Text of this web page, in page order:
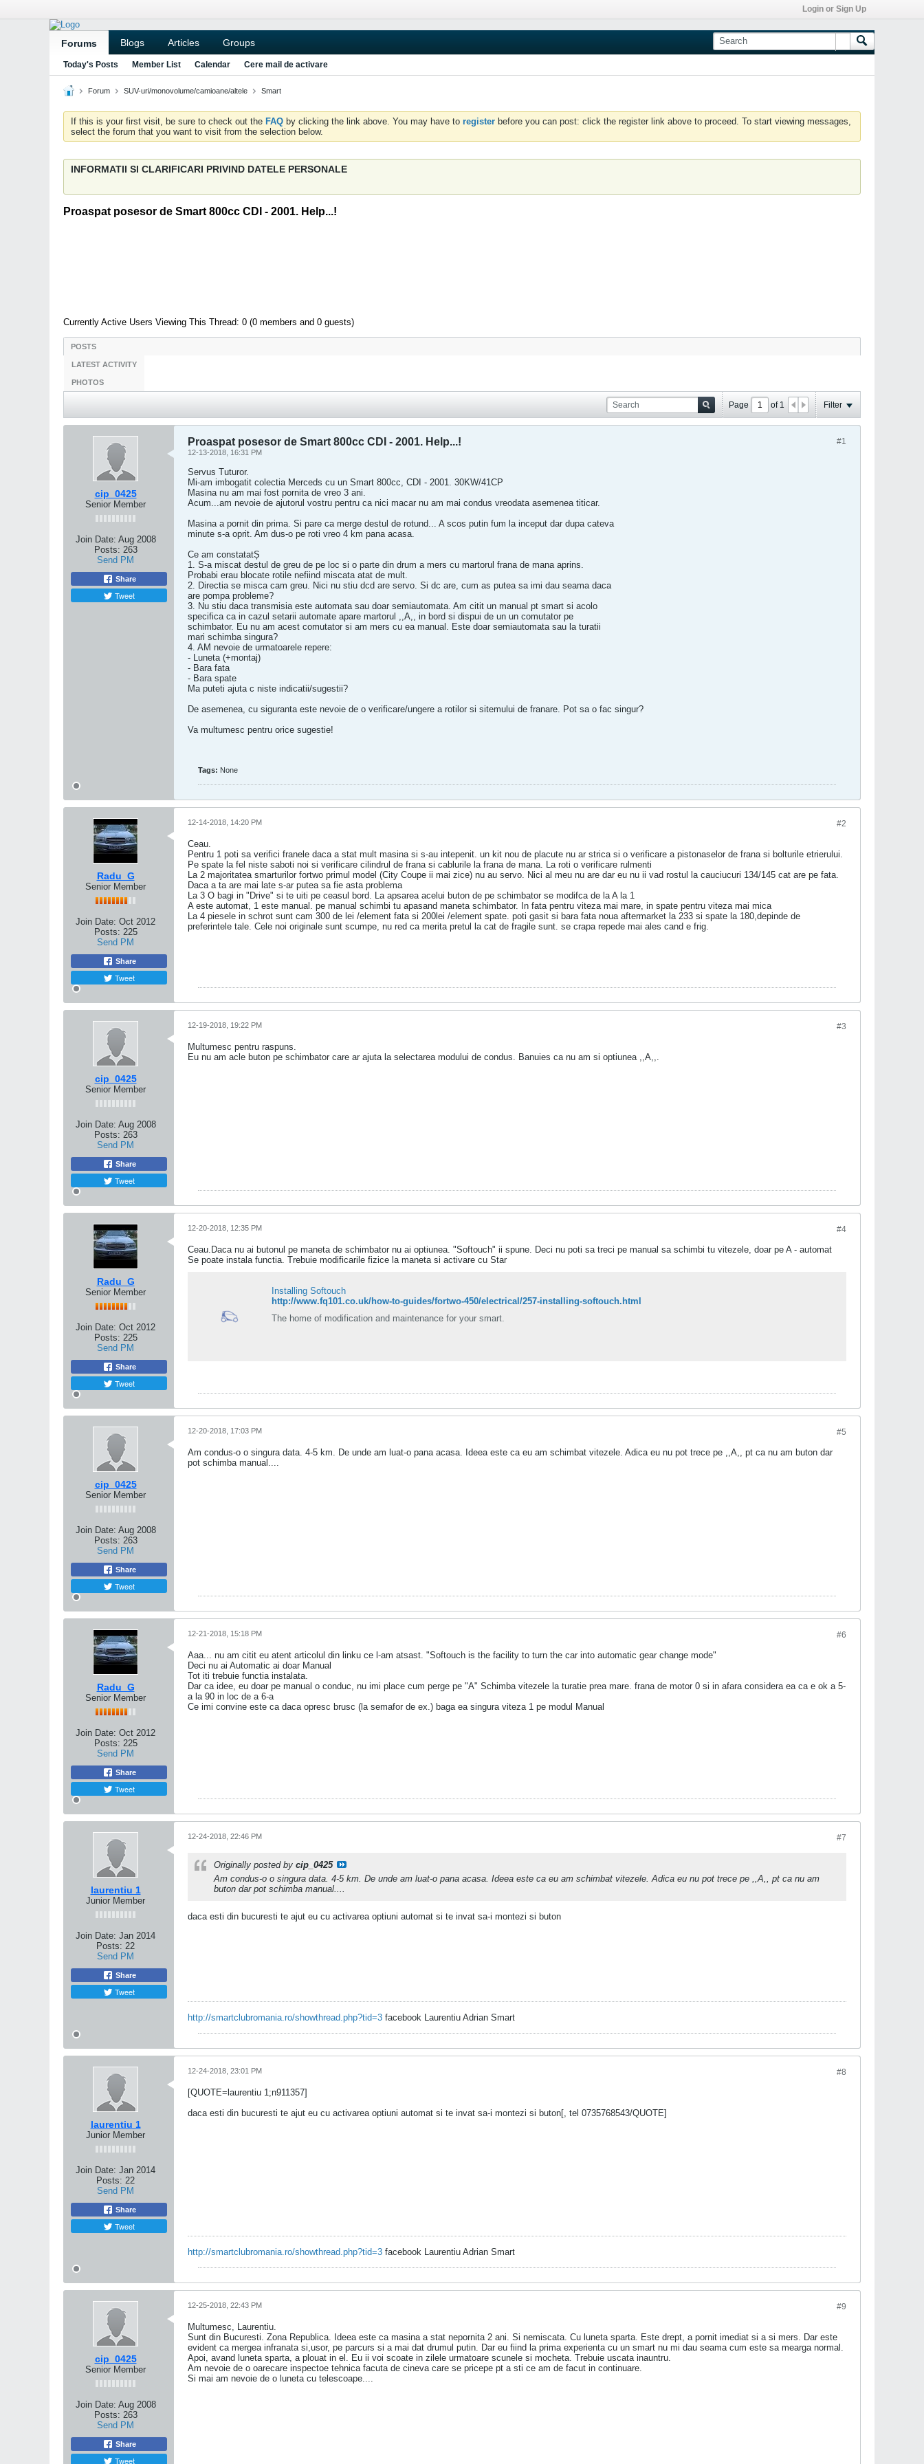
Login or Sign Up
Forums Blogs Articles Groups
Today's Posts Member List Calendar Cere mail de activare
Forum SUV-uri/monovolume/camioane/altele Smart
If this is your first visit, be sure to check out the FAQ by clicking the link above. You may have to register before you can post: click the register link above to proceed. To start viewing messages,
select the forum that you want to visit from the selection below.
INFORMATII SI CLARIFICARI PRIVIND DATELE PERSONALE
Proaspat posesor de Smart 800cc CDI - 2001. Help...!
Currently Active Users Viewing This Thread: 0 (0 members and 0 guests)
POSTS
LATEST ACTIVITY
PHOTOS
Page of 1 Filter
cip_0425
Senior Member
Join Date: Aug 2008
Posts: 263
Send PM
Share
Tweet
#1
Proaspat posesor de Smart 800cc CDI - 2001. Help...!
12-13-2018, 16:31 PM
Servus Tuturor.
Mi-am imbogatit colectia Merceds cu un Smart 800cc, CDI - 2001. 30KW/41CP
Masina nu am mai fost pornita de vreo 3 ani.
Acum...am nevoie de ajutorul vostru pentru ca nici macar nu am mai condus vreodata asemenea titicar.
Masina a pornit din prima. Si pare ca merge destul de rotund... A scos putin fum la inceput dar dupa cateva
minute s-a oprit. Am dus-o pe roti vreo 4 km pana acasa.
Ce am constatatȘ
1. S-a miscat destul de greu de pe loc si o parte din drum a mers cu martorul frana de mana aprins.
Probabi erau blocate rotile nefiind miscata atat de mult.
2. Directia se misca cam greu. Nici nu stiu dcd are servo. Si dc are, cum as putea sa imi dau seama daca
are pompa probleme?
3. Nu stiu daca transmisia este automata sau doar semiautomata. Am citit un manual pt smart si acolo
specifica ca in cazul setarii automate apare martorul ,,A,, in bord si dispui de un un comutator pe
schimbator. Eu nu am acest comutator si am mers cu ea manual. Este doar semiautomata sau la turatii
mari schimba singura?
4. AM nevoie de urmatoarele repere:
- Luneta (+montaj)
- Bara fata
- Bara spate
Ma puteti ajuta c niste indicatii/sugestii?
De asemenea, cu siguranta este nevoie de o verificare/ungere a rotilor si sitemului de franare. Pot sa o fac singur?
Va multumesc pentru orice sugestie!
Tags: None
Radu_G
Senior Member
Join Date: Oct 2012
Posts: 225
Send PM
Share
Tweet
#2
12-14-2018, 14:20 PM
Ceau.
Pentru 1 poti sa verifici franele daca a stat mult masina si s-au intepenit. un kit nou de placute nu ar strica si o verificare a pistonaselor de frana si bolturile etrierului.
Pe spate la fel niste saboti noi si verificare cilindrul de frana si cablurile la frana de mana. La roti o verificare rulmenti
La 2 majoritatea smarturilor fortwo primul model (City Coupe ii mai zice) nu au servo. Nici al meu nu are dar eu nu ii vad rostul la cauciucuri 134/145 cat are pe fata.
Daca a ta are mai late s-ar putea sa fie asta problema
La 3 O bagi in "Drive" si te uiti pe ceasul bord. La apsarea acelui buton de pe schimbator se modifca de la A la 1
A este automat, 1 este manual. pe manual schimbi tu apasand maneta schimbator. In fata pentru viteza mai mare, in spate pentru viteza mai mica
La 4 piesele in schrot sunt cam 300 de lei /element fata si 200lei /element spate. poti gasit si bara fata noua aftermarket la 233 si spate la 180,depinde de
preferintele tale. Cele noi originale sunt scumpe, nu red ca merita pretul la cat de fragile sunt. se crapa repede mai ales cand e frig.
cip_0425
Senior Member
Join Date: Aug 2008
Posts: 263
Send PM
Share
Tweet
#3
12-19-2018, 19:22 PM
Multumesc pentru raspuns.
Eu nu am acle buton pe schimbator care ar ajuta la selectarea modului de condus. Banuies ca nu am si optiunea ,,A,,.
Radu_G
Senior Member
Join Date: Oct 2012
Posts: 225
Send PM
Share
Tweet
#4
12-20-2018, 12:35 PM
Ceau.Daca nu ai butonul pe maneta de schimbator nu ai optiunea. "Softouch" ii spune. Deci nu poti sa treci pe manual sa schimbi tu vitezele, doar pe A - automat
Se poate instala functia. Trebuie modificarile fizice la maneta si activare cu Star
Installing Softouch
http://www.fq101.co.uk/how-to-guides/fortwo-450/electrical/257-installing-softouch.html
The home of modification and maintenance for your smart.
cip_0425
Senior Member
Join Date: Aug 2008
Posts: 263
Send PM
Share
Tweet
#5
12-20-2018, 17:03 PM
Am condus-o o singura data. 4-5 km. De unde am luat-o pana acasa. Ideea este ca eu am schimbat vitezele. Adica eu nu pot trece pe ,,A,, pt ca nu am buton dar
pot schimba manual....
Radu_G
Senior Member
Join Date: Oct 2012
Posts: 225
Send PM
Share
Tweet
#6
12-21-2018, 15:18 PM
Aaa... nu am citit eu atent articolul din linku ce l-am atsast. "Softouch is the facility to turn the car into automatic gear change mode"
Deci nu ai Automatic ai doar Manual
Tot iti trebuie functia instalata.
Dar ca idee, eu doar pe manual o conduc, nu imi place cum perge pe "A" Schimba vitezele la turatie prea mare. frana de motor 0 si in afara considera ea ca e ok a 5-
a la 90 in loc de a 6-a
Ce imi convine este ca daca opresc brusc (la semafor de ex.) baga ea singura viteza 1 pe modul Manual
laurentiu 1
Junior Member
Join Date: Jan 2014
Posts: 22
Send PM
Share
Tweet
#7
12-24-2018, 22:46 PM
Originally posted by cip_0425
Am condus-o o singura data. 4-5 km. De unde am luat-o pana acasa. Ideea este ca eu am schimbat vitezele. Adica eu nu pot trece pe ,,A,, pt ca nu am
buton dar pot schimba manual....
daca esti din bucuresti te ajut eu cu activarea optiuni automat si te invat sa-i montezi si buton
http://smartclubromania.ro/showthread.php?tid=3 facebook Laurentiu Adrian Smart
laurentiu 1
Junior Member
Join Date: Jan 2014
Posts: 22
Send PM
Share
Tweet
#8
12-24-2018, 23:01 PM
[QUOTE=laurentiu 1;n911357]
daca esti din bucuresti te ajut eu cu activarea optiuni automat si te invat sa-i montezi si buton[, tel 0735768543/QUOTE]
http://smartclubromania.ro/showthread.php?tid=3 facebook Laurentiu Adrian Smart
cip_0425
Senior Member
Join Date: Aug 2008
Posts: 263
Send PM
Share
Tweet
#9
12-25-2018, 22:43 PM
Multumesc, Laurentiu.
Sunt din Bucuresti. Zona Republica. Ideea este ca masina a stat nepornita 2 ani. Si nemiscata. Cu luneta sparta. Este drept, a pornit imediat si a si mers. Dar este
evident ca mergea infranata si,usor, pe parcurs si a mai dat drumul putin. Dar eu fiind la prima experienta cu un smart nu mi dau seama cum este sa mearga normal.
Apoi, avand luneta sparta, a plouat in el. Eu ii voi scoate in zilele urmatoare scunele si mocheta. Trebuie uscata inauntru.
Am nevoie de o oarecare inspectoe tehnica facuta de cineva care se pricepe pt a sti ce am de facut in continuare.
Si mai am nevoie de o luneta cu telescoape....